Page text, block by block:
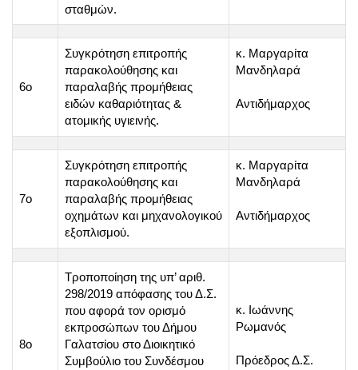
σταθμών.
6o
Συγκρότηση επιτροπής
παρακολούθησης και
παραλαβής προμήθειας
ειδών καθαριότητας &
ατομικής υγιεινής.
κ. Μαργαρίτα
Μανδηλαρά
Αντιδήμαρχος
7o
Συγκρότηση επιτροπής
παρακολούθησης και
παραλαβής προμήθειας
οχημάτων και μηχανολογικού
εξοπλισμού.
κ. Μαργαρίτα
Μανδηλαρά
Αντιδήμαρχος
8o
Τροποποίηση της υπ’ αριθ.
298/2019 απόφασης του Δ.Σ.
που αφορά τον ορισμό
εκπροσώπων του Δήμου
Γαλατσίου στο Διοικητικό
Συμβούλιο του Συνδέσμου
κ. Ιωάννης
Ρωμανός
Πρόεδρος Δ.Σ.